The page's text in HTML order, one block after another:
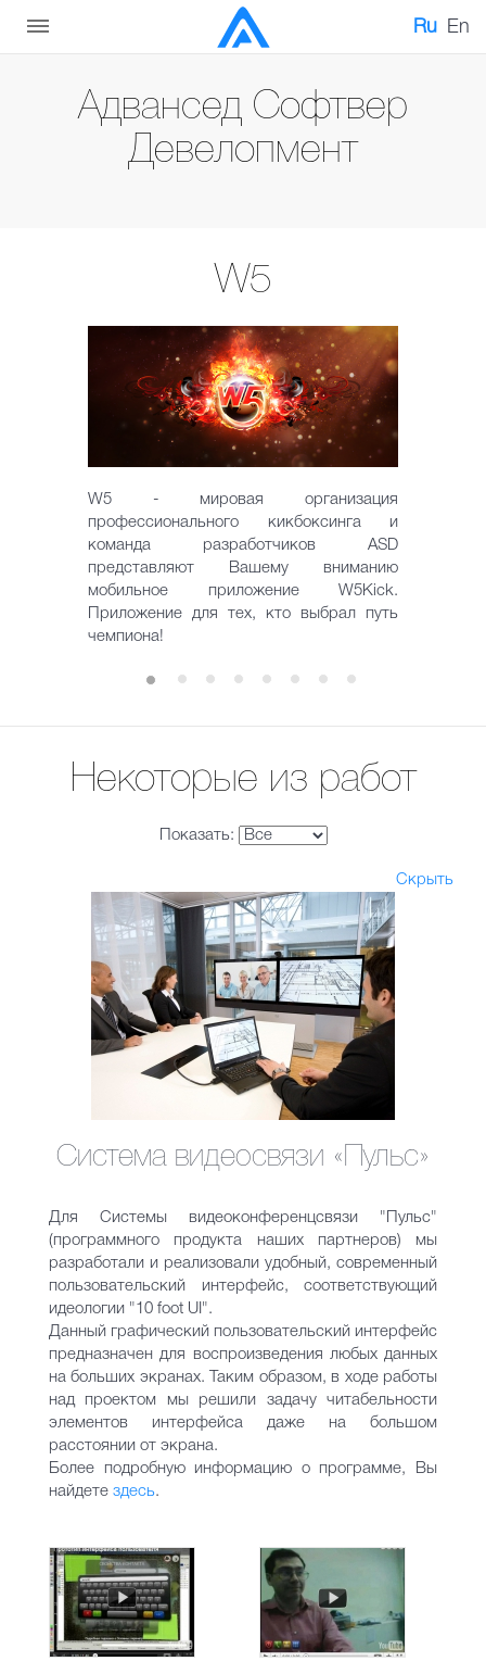
Ru En
Адвансед Софтвер
Девелопмент
W5
W5 - мировая организация
профессионального кикбоксинга и
команда разработчиков ASD
представляют Вашему вниманию
мобильное приложение W5Kick.
Приложение для тех, кто выбрал путь
чемпиона!
Некоторые из работ
Показать:
Скрыть
Система видеосвязи «Пульс»
Для Системы видеоконференцсвязи "Пульс"
(программного продукта наших партнеров) мы
разработали и реализовали удобный, современный
пользовательский интерфейс, соответствующий
идеологии "10 foot UI".
Данный графический пользовательский интерфейс
предназначен для воспроизведения любых данных
на больших экранах. Таким образом, в ходе работы
над проектом мы решили задачу читабельности
элементов интерфейса даже на большом
расстоянии от экрана.
Более подробную информацию о программе, Вы
найдете здесь.